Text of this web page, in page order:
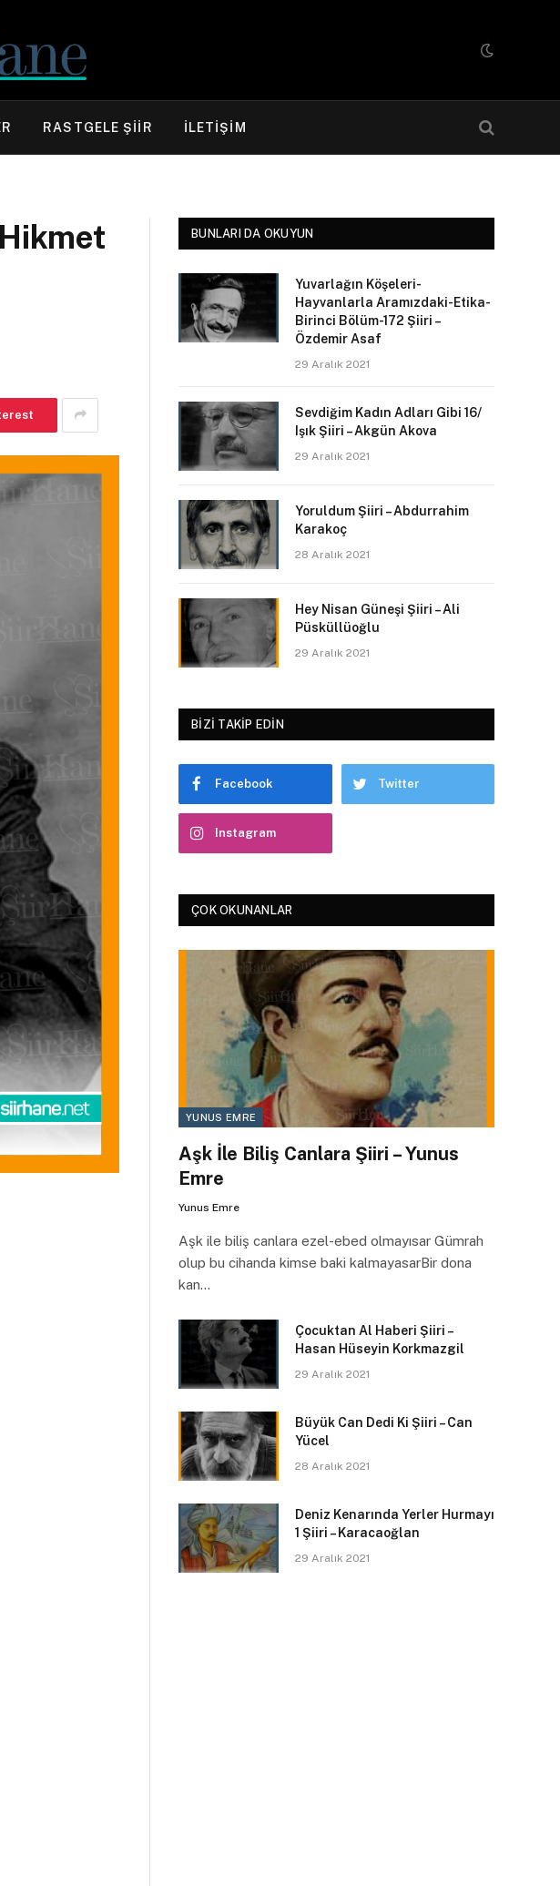
RASTGELE ŞIIR İLETIŞIM
BUNLARI DA OKUYUN
Yuvarlağın Köşeleri-
Hayvanlarla Aramızdaki-Etika-
Birinci Bölüm-172 Şiiri –
Özdemir Asaf
29 Aralık 2021
Sevdiğim Kadın Adları Gibi 16/
Işık Şiiri – Akgün Akova
29 Aralık 2021
Yoruldum Şiiri – Abdurrahim
Karakoç
28 Aralık 2021
Hey Nisan Güneşi Şiiri – Ali
Püsküllüoğlu
29 Aralık 2021
BIZI TAKIP EDIN
Facebook Twitter
Instagram
ÇOK OKUNANLAR
YUNUS EMRE
Aşk İle Biliş Canlara Şiiri – Yunus
Emre
Yunus Emre
Aşk ile biliş canlara ezel-ebed olmayısar Gümrah
olup bu cihanda kimse baki kalmayasarBir dona
kan…
Çocuktan Al Haberi Şiiri –
Hasan Hüseyin Korkmazgil
29 Aralık 2021
Büyük Can Dedi Ki Şiiri – Can
Yücel
28 Aralık 2021
Deniz Kenarında Yerler Hurmayı
1 Şiiri – Karacaoğlan
29 Aralık 2021